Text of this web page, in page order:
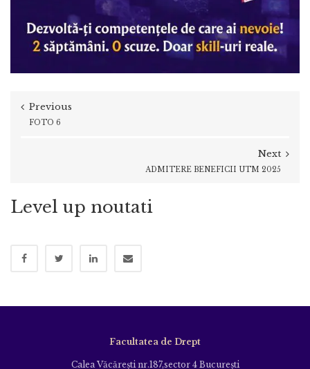
Previous
FOTO 6
Next
ADMITERE BENEFICII UTM 2025
Level up noutati
Facultatea de Drept
Calea Văcăreşti nr.187,sector 4 Bucureşti